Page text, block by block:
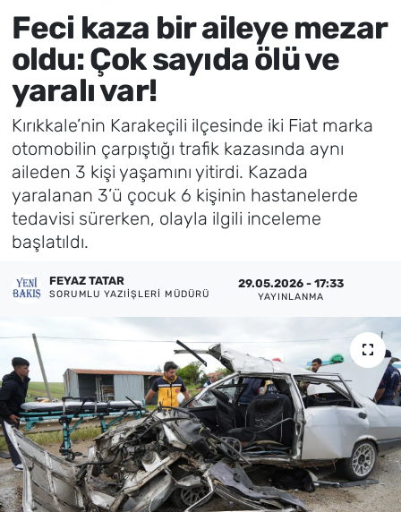
Feci kaza bir aileye mezar
oldu: Çok sayıda ölü ve
yaralı var!
Kırıkkale’nin Karakeçili ilçesinde iki Fiat marka
otomobilin çarpıştığı trafik kazasında aynı
aileden 3 kişi yaşamını yitirdi. Kazada
yaralanan 3’ü çocuk 6 kişinin hastanelerde
tedavisi sürerken, olayla ilgili inceleme
başlatıldı.
FEYAZ TATAR
SORUMLU YAZIIŞLERI MÜDÜRÜ
29.05.2026 - 17:33
YAYINLANMA
Spor
Magazin
Foto Galeri
Künye
İletişim